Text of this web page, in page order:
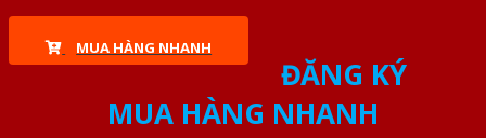
MUA HÀNG NHANH
ĐĂNG KÝ
MUA HÀNG NHANH